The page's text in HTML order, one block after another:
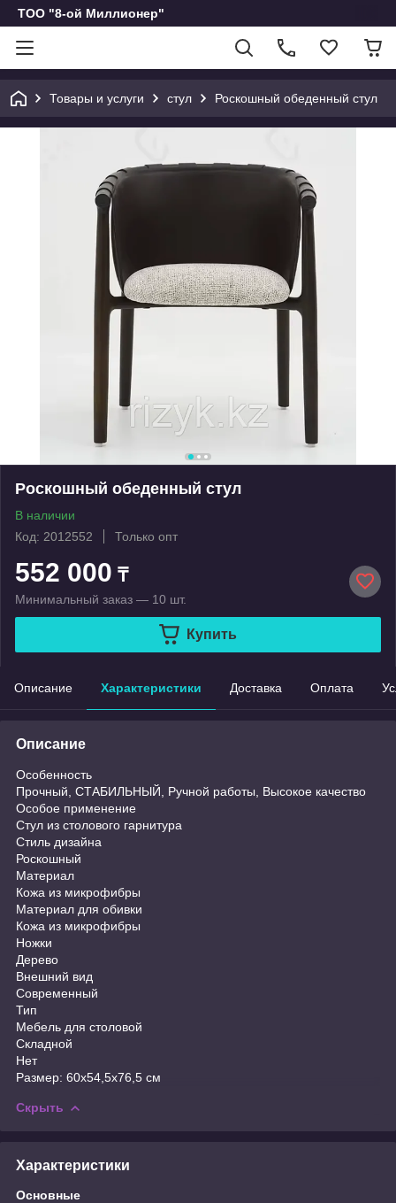
ТОО "8-ой Миллионер"
Товары и услуги стул Роскошный обеденный стул
Роскошный обеденный стул
В наличии
Код: 2012552
Только опт
552 000 ₸
Минимальный заказ — 10 шт.
Купить
Описание Характеристики Доставка Оплата
Описание
Особенность
Прочный, СТАБИЛЬНЫЙ, Ручной работы, Высокое качество
Особое применение
Стул из столового гарнитура
Стиль дизайна
Роскошный
Материал
Кожа из микрофибры
Материал для обивки
Кожа из микрофибры
Ножки
Дерево
Внешний вид
Современный
Тип
Мебель для столовой
Складной
Нет
Размер: 60х54,5х76,5 см
Скрыть
Характеристики
Основные